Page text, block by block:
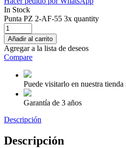
In Stock
Punta PZ 2-AF-55 3x quantity
Añadir al carrito
Agregar a la lista de deseos
Compare
Puede visitarlo en nuestra
Garantía de 3 años
Descripción
Descripción